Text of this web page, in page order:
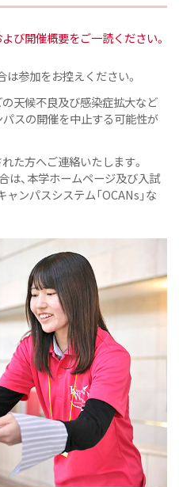
び開催概要をご一読ください。
参加をお控えください。
天候不良及び感染症拡大など
スの開催を中止する可能性が
た方へご連絡いたします。
は、本学ホームページ及び入試
ンパスシステム「OCANs」な